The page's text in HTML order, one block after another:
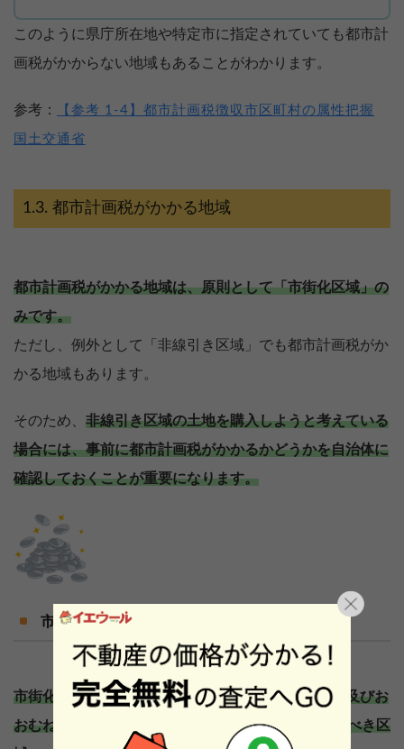
このように県庁所在地や特定市に指定されていても都市計
画税がかからない地域もあることがわかります。
参考： 【参考 1-4】都市計画税徴収市区町村の属性把握
国土交通省
都市計画税がかかる地域
都市計画税がかかる地域は、原則として「市街化区域」の
みです。
ただし、例外として「非線引き区域」でも都市計画税がか
かる地域もあります。
そのため、 非線引き区域の土地を購入しようと考えている
場合には、事前に都市計画税がかかるかどうかを自治体に
確認しておくことが重要になります。
市街化区域
市街化区域とは、すでに市街地を形成している区域及びお
おむね10年以内に優先的かつ計画的に市街化を図るべき区